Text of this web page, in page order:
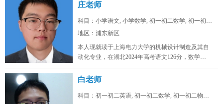
庄老师
科目：小学语文, 小学数学, 初一初二数学, 初一初二...
地区：浦东新区
本人现就读于上海电力大学的机械设计制造及其自
动化专业，在湖北2024年高考语文126分，数学
128，物理88，化学92，...
白老师
科目：初一初二英语, 初一初二数学, 初一初二物理, ...